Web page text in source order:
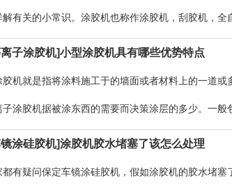
解有关的小常识。涂胶机也称作涂胶机，刮胶机，
阶段的涂胶器有各种各样款式，如：滚
子涂胶机]小型涂胶机具有哪些优势特点
胶机就是指将涂料施工于的墙面或者材料上的一道
子涂胶机据被涂东西的需要而决策涂层的多少。一
果。1.数控机床控制面板，彻底自主设
涂硅胶机]涂胶机胶水堵塞了该怎么处理
都有疑问保定车镜涂硅胶机，假如涂胶机的胶水堵